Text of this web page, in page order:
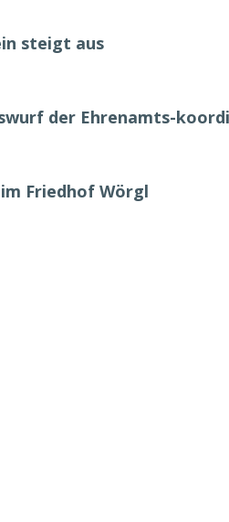
steigt aus
der Ehrenamts-
Friedhof Wörgl